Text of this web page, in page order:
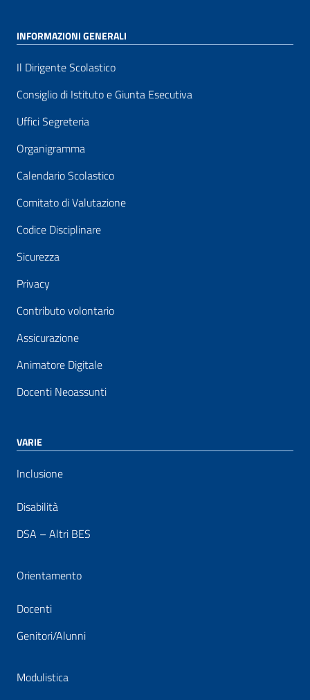
INFORMAZIONI GENERALI
Il Dirigente Scolastico
Consiglio di Istituto e Giunta Esecutiva
Uffici Segreteria
Organigramma
Calendario Scolastico
Comitato di Valutazione
Codice Disciplinare
Sicurezza
Privacy
Contributo volontario
Assicurazione
Animatore Digitale
Docenti Neoassunti
VARIE
Inclusione
Disabilità
DSA – Altri BES
Orientamento
Docenti
Genitori/Alunni
Modulistica